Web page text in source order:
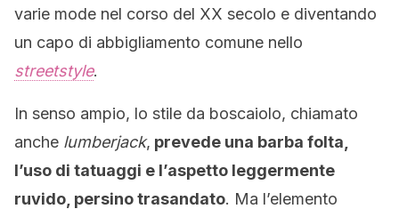
varie mode nel corso del XX secolo e diventando
un capo di abbigliamento comune nello
streetstyle.
In senso ampio, lo stile da boscaiolo, chiamato
anche lumberjack, prevede una barba folta,
l’uso di tatuaggi e l’aspetto leggermente
ruvido, persino trasandato. Ma l’elemento